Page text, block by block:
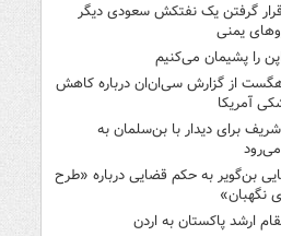
گرفتن یک نفتکش سعودی دیگر
یمنی
را پشیمان می‌کنیم
از گزارش سی‌ان‌ان درباره کاهش
آمریکا
برای دیدار با بن‌سلمان به
بن‌گویر به حکم قضایی درباره «طرح
نگهبان»
ارشد پاکستان به اردن